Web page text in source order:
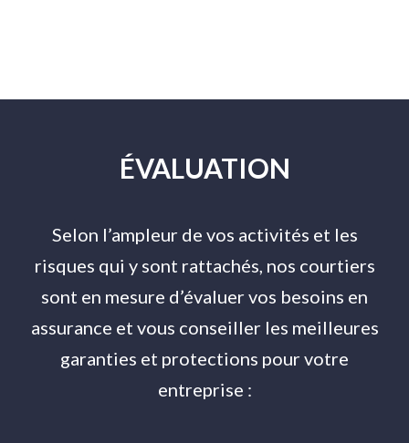
ÉVALUATION
Selon l’ampleur de vos activités et les
risques qui y sont rattachés, nos courtiers
sont en mesure d’évaluer vos besoins en
assurance et vous conseiller les meilleures
garanties et protections pour votre
entreprise :